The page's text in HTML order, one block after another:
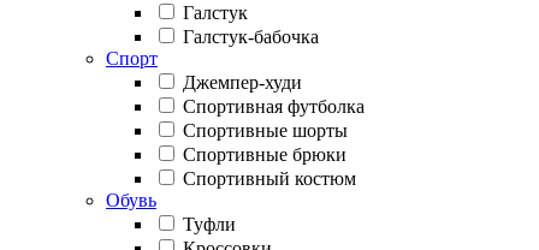
Галстук
Галстук-бабочка
Спорт
Джемпер-худи
Спортивная футболка
Спортивные шорты
Спортивные брюки
Спортивный костюм
Обувь
Туфли